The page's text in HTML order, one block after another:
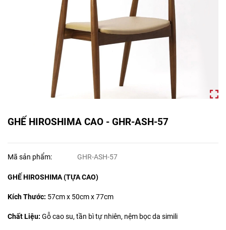
GHẾ HIROSHIMA CAO - GHR-ASH-57
Mã sản phẩm: GHR-ASH-57
GHẾ HIROSHIMA (TỰA CAO)
Kích Thước: 57cm x 50cm x 77cm
Chất Liệu: Gỗ cao su, tần bì tự nhiên, nệm bọc da simili